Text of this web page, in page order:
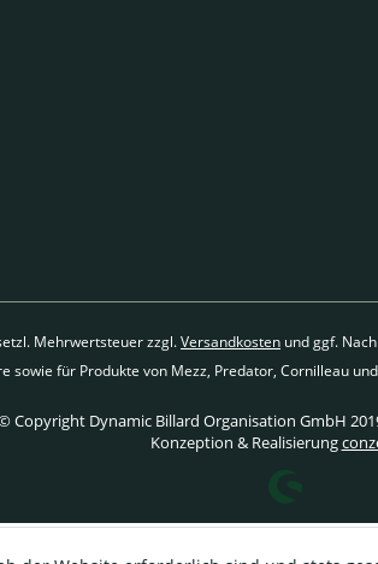
Mehrwertsteuer zzgl.Versandkosten und ggf.
für Produkte von Mezz, Predator, Cornilleau
Copyright Dynamic Billard Organisation GmbH
Konzeption & Realisierung